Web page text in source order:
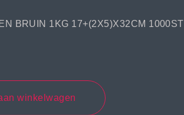
BRUIN 1KG 17+(2X5)X32CM 1000ST
winkelwagen